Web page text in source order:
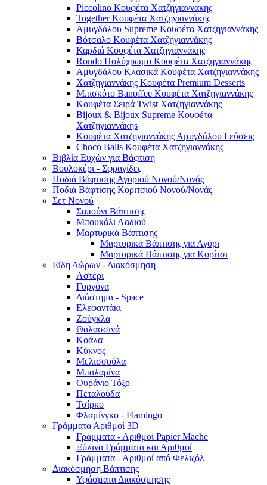
Piccolino Κουφέτα Χατζηγιαννάκης
Together Κουφέτα Χατζηγιαννάκης
Αμυγδάλου Supreme Κουφέτα Χατζηγιαννάκης
Βότσαλο Κουφέτα Χατζηγιαννάκης
Καρδιά Κουφέτα Χατζηγιαννάκης
Rondo Πολύχρωμο Κουφέτα Χατζηγιαννάκης
Αμυγδάλου Κλασικά Κουφέτα Χατζηγιαννάκης
Χατζηγιαννάκης Κουφέτα Premium Desserts
Μπισκότο Banoffee Κουφέτα Χατζηγιαννάκης
Κουφέτα Σειρά Twist Χατζηγιαννάκης
Bijoux & Bijoux Supreme Κουφέτα
Χατζηγιαννάκηs
Κουφέτα Χατζηγιαννάκης Αμυγδάλου Γεύσεις
Choco Balls Κουφέτα Χατζηγιαννάκης
Βιβλία Ευχών για Βάφτιση
Βουλοκέρι - Σφραγίδες
Ποδιά Βάφτισης Αγοριού Νονού/Νονάς
Ποδιά Βάφτισης Κοριτσιού Νονού/Νονάς
Σετ Νονού
Σαπούνι Βάπτισης
Μπουκάλι Λαδιού
Μαρτυρικά Βάπτισης
Μαρτυρικά Βάπτισης για Αγόρι
Μαρτυρικά Βάπτισης για Κορίτσι
Είδη Δώρων - Διακόσμηση
Αστέρι
Γοργόνα
Διάστημα - Space
Ελεφαντάκι
Ζούγκλα
Θαλασσινά
Κοάλα
Κύκνος
Μελισσούλα
Μπαλαρίνα
Ουράνιο Τόξο
Πεταλούδα
Τσίρκο
Φλαμίνγκο - Flamingo
Γράμματα Αριθμοί 3D
Γράμματα - Αριθμοί Papier Mache
Ξύλινα Γράμματα και Αριθμοί
Γράμματα - Αριθμοί από Φελιζόλ
Διακόσμηση Βάπτισης
Υφάσματα Διακόσμησης